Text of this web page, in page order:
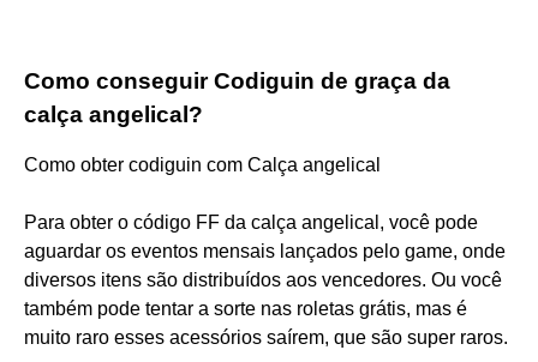
Como conseguir Codiguin de graça da
calça angelical?
Como obter codiguin com Calça angelical
Para obter o código FF da calça angelical, você pode
aguardar os eventos mensais lançados pelo game, onde
diversos itens são distribuídos aos vencedores. Ou você
também pode tentar a sorte nas roletas grátis, mas é
muito raro esses acessórios saírem, que são super raros.